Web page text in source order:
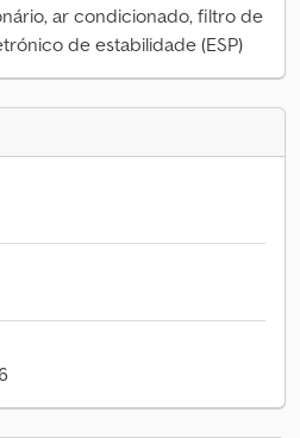
ar condicionado, filtro de
de estabilidade (ESP)